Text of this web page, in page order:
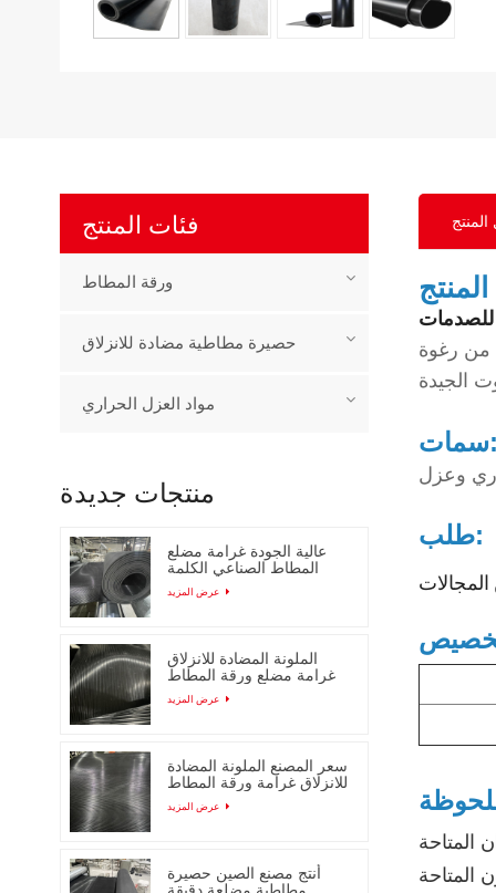
من رغوة
سمات:
وعزل
طلب:
فئات المنتج
ورقة المطاط
حصيرة مطاطية مضادة للانزلاق
مواد العزل الحراري
منتجات جديدة
عالية الجودة غرامة مضلع
المطاط الصناعي الكلمة
حصيرة عرض المزيد
الملونة المضادة للانزلاق
غرامة مضلع ورقة المطاط
مع انخفاض السعر
عرض المزيد
سعر المصنع الملونة المضادة
للانزلاق غرامة ورقة المطاط
مضلع عرض المزيد
أنتج مصنع الصين حصيرة